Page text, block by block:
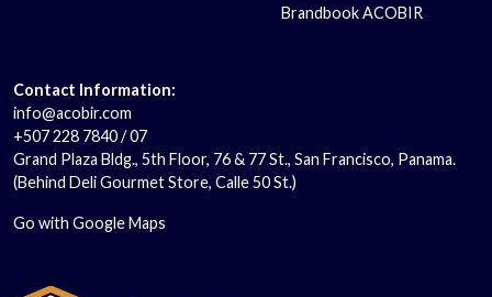
Brandbook ACOBIR
Contact Information:
info@acobir.com
+507 228 7840 / 07
Grand Plaza Bldg., 5th Floor, 76 & 77 St., San Francisco, Panama.
(Behind Deli Gourmet Store, Calle 50 St.)
Go with Google Maps